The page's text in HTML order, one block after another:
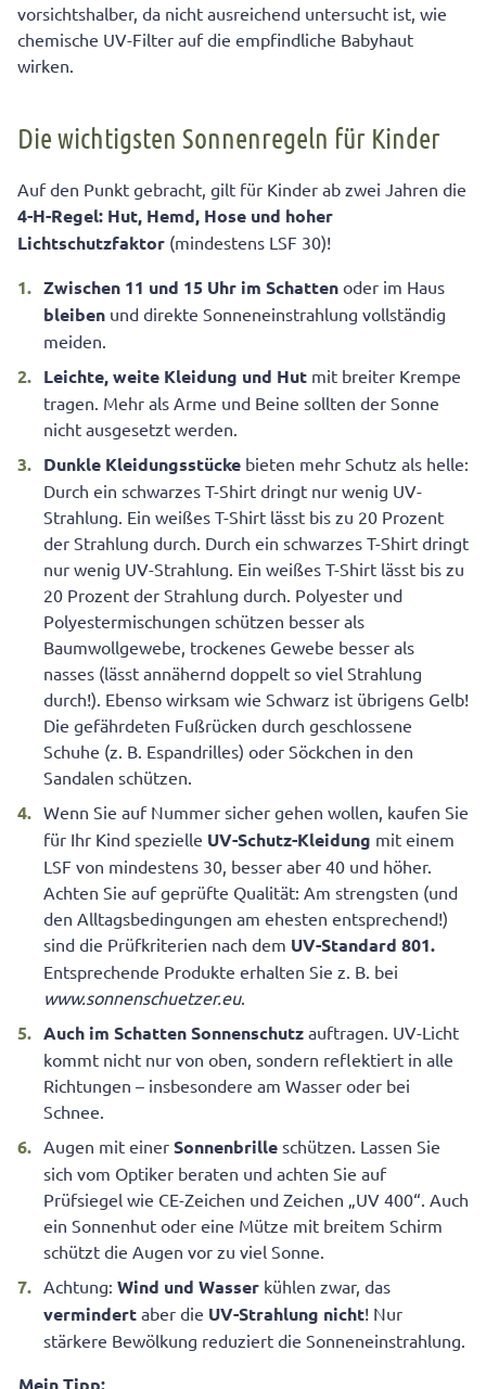
vorsichtshalber, da nicht ausreichend untersucht ist, wie
chemische UV-Filter auf die empfindliche Babyhaut
wirken.
Die wichtigsten Sonnenregeln für Kinder
Auf den Punkt gebracht, gilt für Kinder ab zwei Jahren die
4-H-Regel: Hut, Hemd, Hose und hoher
Lichtschutzfaktor (mindestens LSF 30)!
Zwischen 11 und 15 Uhr im Schatten oder im Haus
bleiben und direkte Sonneneinstrahlung vollständig
meiden.
Leichte, weite Kleidung und Hut mit breiter Krempe
tragen. Mehr als Arme und Beine sollten der Sonne
nicht ausgesetzt werden.
Dunkle Kleidungsstücke bieten mehr Schutz als helle:
Durch ein schwarzes T-Shirt dringt nur wenig UV-
Strahlung. Ein weißes T-Shirt lässt bis zu 20 Prozent
der Strahlung durch. Durch ein schwarzes T-Shirt dringt
nur wenig UV-Strahlung. Ein weißes T-Shirt lässt bis zu
20 Prozent der Strahlung durch. Polyester und
Polyestermischungen schützen besser als
Baumwollgewebe, trockenes Gewebe besser als
nasses (lässt annähernd doppelt so viel Strahlung
durch!). Ebenso wirksam wie Schwarz ist übrigens Gelb!
Die gefährdeten Fußrücken durch geschlossene
Schuhe (z. B. Espandrilles) oder Söckchen in den
Sandalen schützen.
Wenn Sie auf Nummer sicher gehen wollen, kaufen Sie
für Ihr Kind spezielle UV-Schutz-Kleidung mit einem
LSF von mindestens 30, besser aber 40 und höher.
Achten Sie auf geprüfte Qualität: Am strengsten (und
den Alltagsbedingungen am ehesten entsprechend!)
sind die Prüfkriterien nach dem UV-Standard 801.
Entsprechende Produkte erhalten Sie z. B. bei
www.sonnenschuetzer.eu.
Auch im Schatten Sonnenschutz auftragen. UV-Licht
kommt nicht nur von oben, sondern reflektiert in alle
Richtungen – insbesondere am Wasser oder bei
Schnee.
Augen mit einer Sonnenbrille schützen. Lassen Sie
sich vom Optiker beraten und achten Sie auf
Prüfsiegel wie CE-Zeichen und Zeichen „UV 400“. Auch
ein Sonnenhut oder eine Mütze mit breitem Schirm
schützt die Augen vor zu viel Sonne.
Achtung: Wind und Wasser kühlen zwar, das
vermindert aber die UV-Strahlung nicht! Nur
stärkere Bewölkung reduziert die Sonneneinstrahlung.
Mein Tipp: